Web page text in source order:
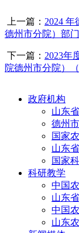
上一篇： 2024
德州市分院）部
下一篇： 2023年
院德州市分院）
政府机构
山东
德州
国家
山东
国家
科研教学
中国
山东
中国
山东